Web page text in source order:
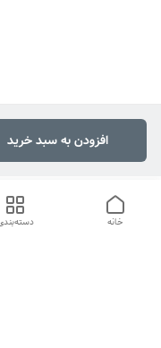
افزودن به سبد خرید
خانه